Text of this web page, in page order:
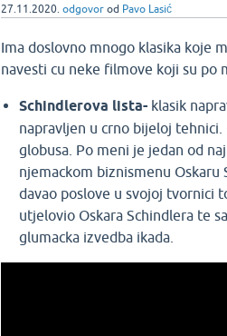
27.11.2020. odgovor od Pavo Lasić
Ima doslovno mnogo klasika koje
navesti cu neke filmove koji su po
Schindlerova lista- klasik
napravljen u crno bijeloj tehnici.
globusa. Po meni je jedan od
njemackom biznismenu Oskaru
davao poslove u svojoj tvornici
utjelovio Oskara Schindlera te
glumacka izvedba ikada.